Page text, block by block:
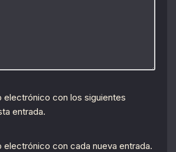
electrónico con los siguientes
entrada.
electrónico con cada nueva entrada.